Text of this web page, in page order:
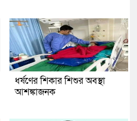
ধর্ষণের শিকার শিশুর অবস্থা
আশঙ্কাজনক